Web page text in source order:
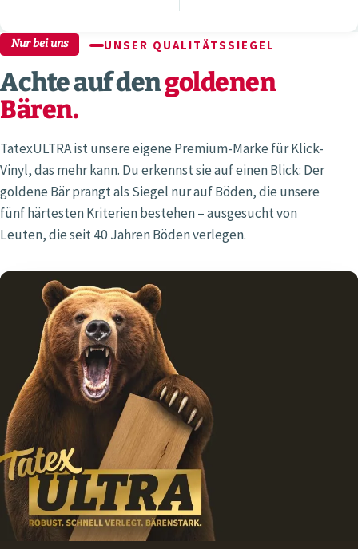
Nur bei uns UNSER QUALITÄTSSIEGEL
Achte auf dengoldenen
Bären.
TatexULTRA ist unsere eigene Premium-Marke für Klick-
Vinyl, das mehr kann. Du erkennst sie auf einen Blick: Der
goldene Bär prangt als Siegel nur auf Böden, die unsere
fünf härtesten Kriterien bestehen – ausgesucht von
Leuten, die seit 40 Jahren Böden verlegen.